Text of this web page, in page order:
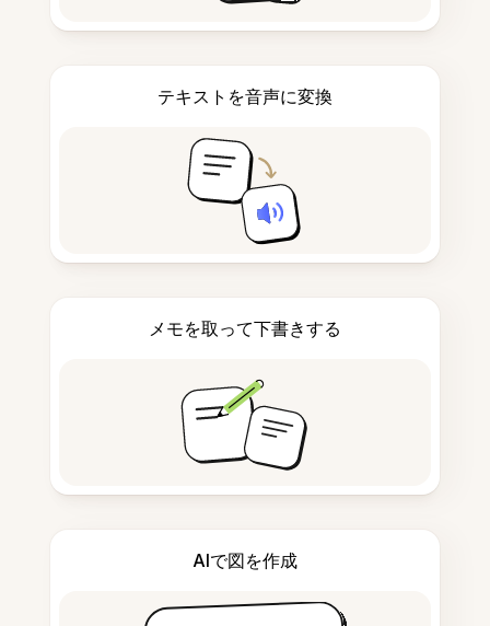
テキストを音声に変換
メモを取って下書きする
AIで図を作成